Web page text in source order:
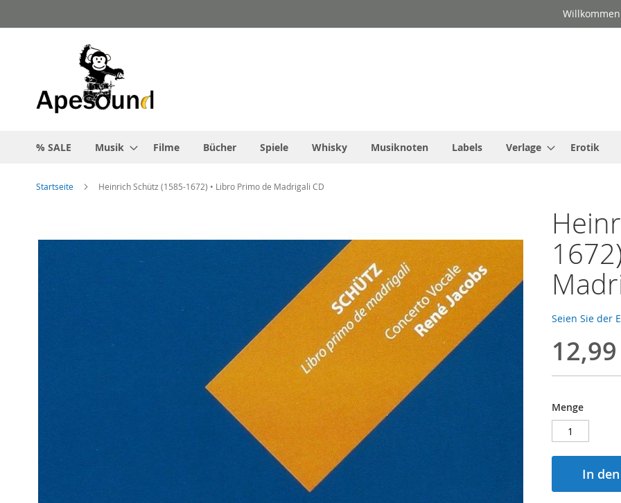
Inhalt
% SALE Musik Filme Bücher Spiele Whisky Musiknoten Labels Verlage Erotik
Startseite Heinrich Schütz (1585-1672) • Libro Primo de Madrigali CD
der
Seien Sie der
Menge
In